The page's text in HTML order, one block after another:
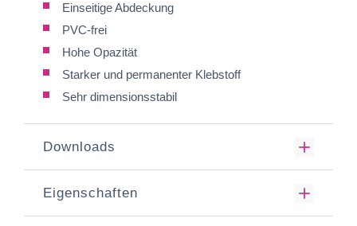
Einseitige Abdeckung
PVC-frei
Hohe Opazität
Starker und permanenter Klebstoff
Sehr dimensionsstabil
Downloads
Eigenschaften